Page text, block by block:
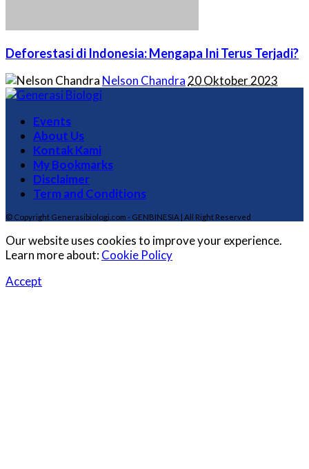
Deforestasi di Indonesia: Mengapa Ini Terus Terjadi?
Posted
by
Nelson Chandra 20 Oktober 2023
Events
About Us
Kontak Kami
My Bookmarks
Disclaimer
Term and Conditions
© Copyright Generasibiologi.com - GENBINESIA | All Right Reserved
Our website uses cookies to improve your experience.
Learn more about:Cookie Policy
Accept